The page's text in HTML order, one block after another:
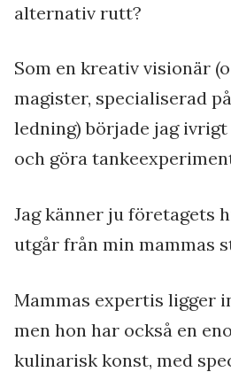
alternativ rutt?
Som en kreativ visionär
magister, specialiserad
ledning) började jag
och göra
Jag känner ju företagets
utgår från min mammas
Mammas expertis ligger
men hon har också en
kulinarisk konst, med